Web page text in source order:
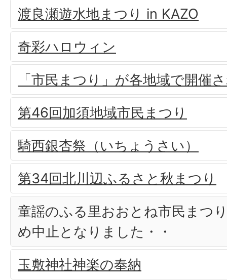
渡良瀬遊水地まつり in KAZO
奇彩ハロウィン
「市民まつり」が各地域で開催
第46回加須地域市民まつり
騎西銀杏祭（いちょうさい）
第34回北川辺ふるさと秋まつり
童謡のふる里おおとね市民まつ
め中止となりました・・
玉敷神社神楽の奉納